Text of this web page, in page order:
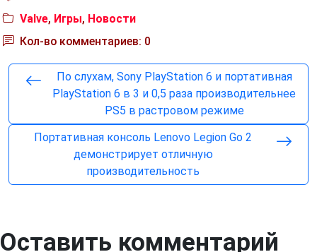
Valve, Игры, Новости
Кол-во комментариев: 0
По слухам, Sony PlayStation 6 и портативная
PlayStation 6 в 3 и 0,5 раза производительнее
PS5 в растровом режиме
Портативная консоль Lenovo Legion Go 2
демонстрирует отличную
производительность
Оставить комментарий